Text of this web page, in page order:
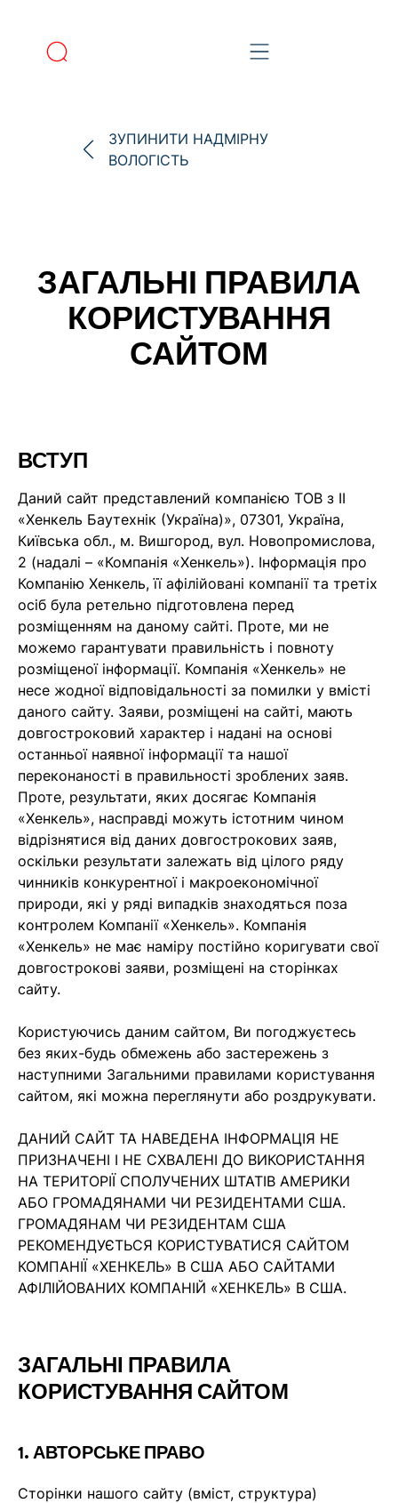
ЗУПИНИТИ НАДМІРНУ
ВОЛОГІСТЬ
ЗАГАЛЬНІ ПРАВИЛА
КОРИСТУВАННЯ
САЙТОМ
ВСТУП
Даний сайт представлений компанією ТОВ з ІІ
«Хенкель Баутехнік (Україна)», 07301, Україна,
Київська обл., м. Вишгород, вул. Новопромислова,
2 (надалі – «Компанія «Хенкель»). Інформація про
Компанію Хенкель, її афілійовані компанії та третіх
осіб була ретельно підготовлена перед
розміщенням на даному сайті. Проте, ми не
можемо гарантувати правильність і повноту
розміщеної інформації. Компанія «Хенкель» не
несе жодної відповідальності за помилки у вмісті
даного сайту. Заяви, розміщені на сайті, мають
довгостроковий характер і надані на основі
останньої наявної інформації та нашої
переконаності в правильності зроблених заяв.
Проте, результати, яких досягає Компанія
«Хенкель», насправді можуть істотним чином
відрізнятися від даних довгострокових заяв,
оскільки результати залежать від цілого ряду
чинників конкурентної і макроекономічної
природи, які у ряді випадків знаходяться поза
контролем Компанії «Хенкель». Компанія
«Хенкель» не має наміру постійно коригувати свої
довгострокові заяви, розміщені на сторінках
сайту.
Користуючись даним сайтом, Ви погоджуєтесь
без яких-будь обмежень або застережень з
наступними Загальними правилами користування
сайтом, які можна переглянути або роздрукувати.
ДАНИЙ САЙТ ТА НАВЕДЕНА ІНФОРМАЦІЯ НЕ
ПРИЗНАЧЕНІ І НЕ СХВАЛЕНІ ДО ВИКОРИСТАННЯ
НА ТЕРИТОРІЇ СПОЛУЧЕНИХ ШТАТІВ АМЕРИКИ
АБО ГРОМАДЯНАМИ ЧИ РЕЗИДЕНТАМИ США.
ГРОМАДЯНАМ ЧИ РЕЗИДЕНТАМ США
РЕКОМЕНДУЄТЬСЯ КОРИСТУВАТИСЯ САЙТОМ
КОМПАНІЇ «ХЕНКЕЛЬ» В США АБО САЙТАМИ
АФІЛІЙОВАНИХ КОМПАНІЙ «ХЕНКЕЛЬ» В США.
ЗАГАЛЬНІ ПРАВИЛА
КОРИСТУВАННЯ САЙТОМ
1. АВТОРСЬКЕ ПРАВО
Сторінки нашого сайту (вміст, структура)